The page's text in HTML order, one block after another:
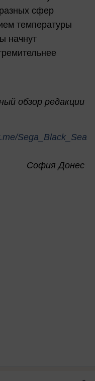
сфер
температуры
начнут
обзор редакции
Sega_Black_Sea
София Донес